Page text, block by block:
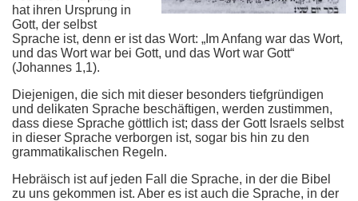
hat ihren Ursprung in
Gott, der selbst
Sprache ist, denn er ist das Wort: „Im Anfang war das Wort,
und das Wort war bei Gott, und das Wort war Gott“
(Johannes 1,1).
Diejenigen, die sich mit dieser besonders tiefgründigen
und delikaten Sprache beschäftigen, werden zustimmen,
dass diese Sprache göttlich ist; dass der Gott Israels selbst
in dieser Sprache verborgen ist, sogar bis hin zu den
grammatikalischen Regeln.
Hebräisch ist auf jeden Fall die Sprache, in der die Bibel
zu uns gekommen ist. Aber es ist auch die Sprache, in der